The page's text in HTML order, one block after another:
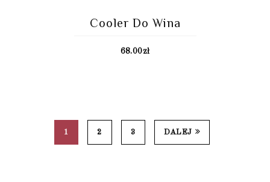
Cooler Do Wina
68.00zł
1 2 3 DALEJ